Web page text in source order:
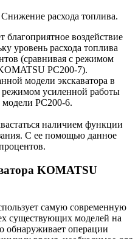
расхода топлива.
воздействие
уровень расхода топлива
(сравнивая с режимом
PC200-7).
модели экскаватора в
режимом усиленной работы
модели PC200-6.
наличием функции
С ее помощью данное
KOMATSU
самую современную
существующих моделей на
обнаруживает операции